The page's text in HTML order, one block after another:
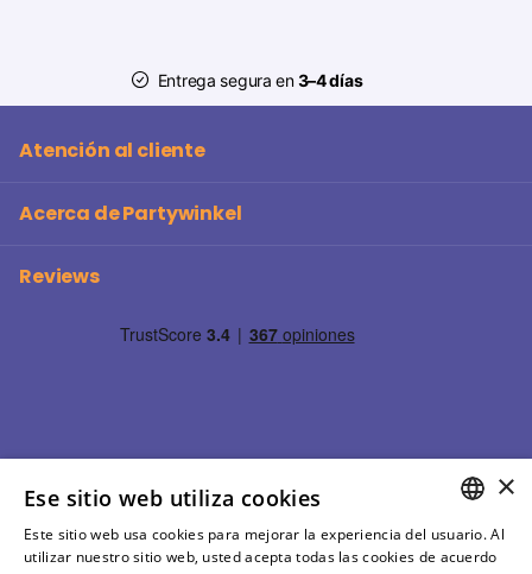
Entrega segura en3–4 días
Atención al cliente
Acerca de Partywinkel
Reviews
SPANISH
×
Ese sitio web utiliza cookies
Este sitio web usa cookies para mejorar la experiencia del usuario. Al
utilizar nuestro sitio web, usted acepta todas las cookies de acuerdo